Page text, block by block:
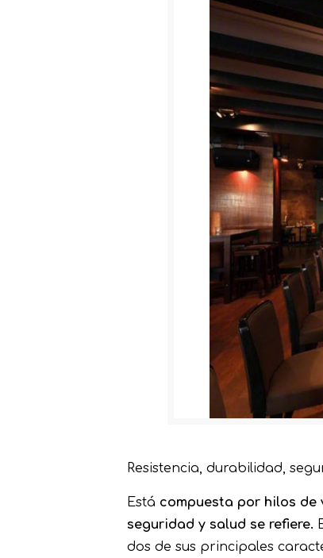
Resistencia, durabilidad,
Está compuesta por hilos de
seguridad y salud se refiere.
dos de sus principales